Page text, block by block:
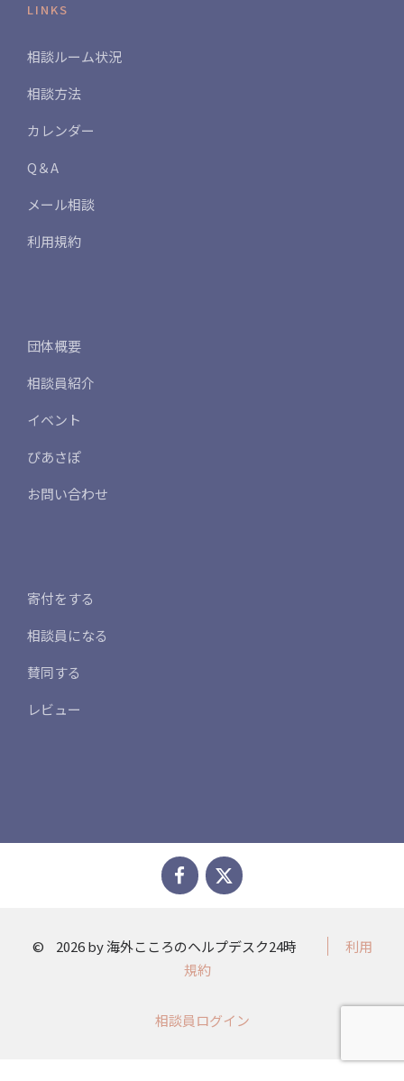
LINKS
相談ルーム状況
相談方法
カレンダー
Q＆A
メール相談
利用規約
団体概要
相談員紹介
イベント
ぴあさぽ
お問い合わせ
寄付をする
相談員になる
賛同する
レビュー
© 2026 by 海外こころのヘルプデスク24時
利用
規約
相談員ログイン​​